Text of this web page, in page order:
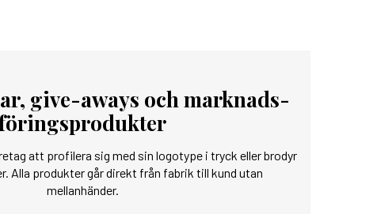
give-aways och marknads-
att profilera sig med sin logotype i tryck eller brodyr
Alla produkter går direkt från fabrik till kund utan
mellanhänder.